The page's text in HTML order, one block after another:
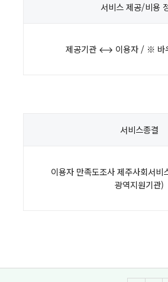
서비스 제공/비용
제공기관 ⟷ 이용자 / ※ 바
서비스종결
이용자 만족도조사 제주사회서비
광역지원기관)